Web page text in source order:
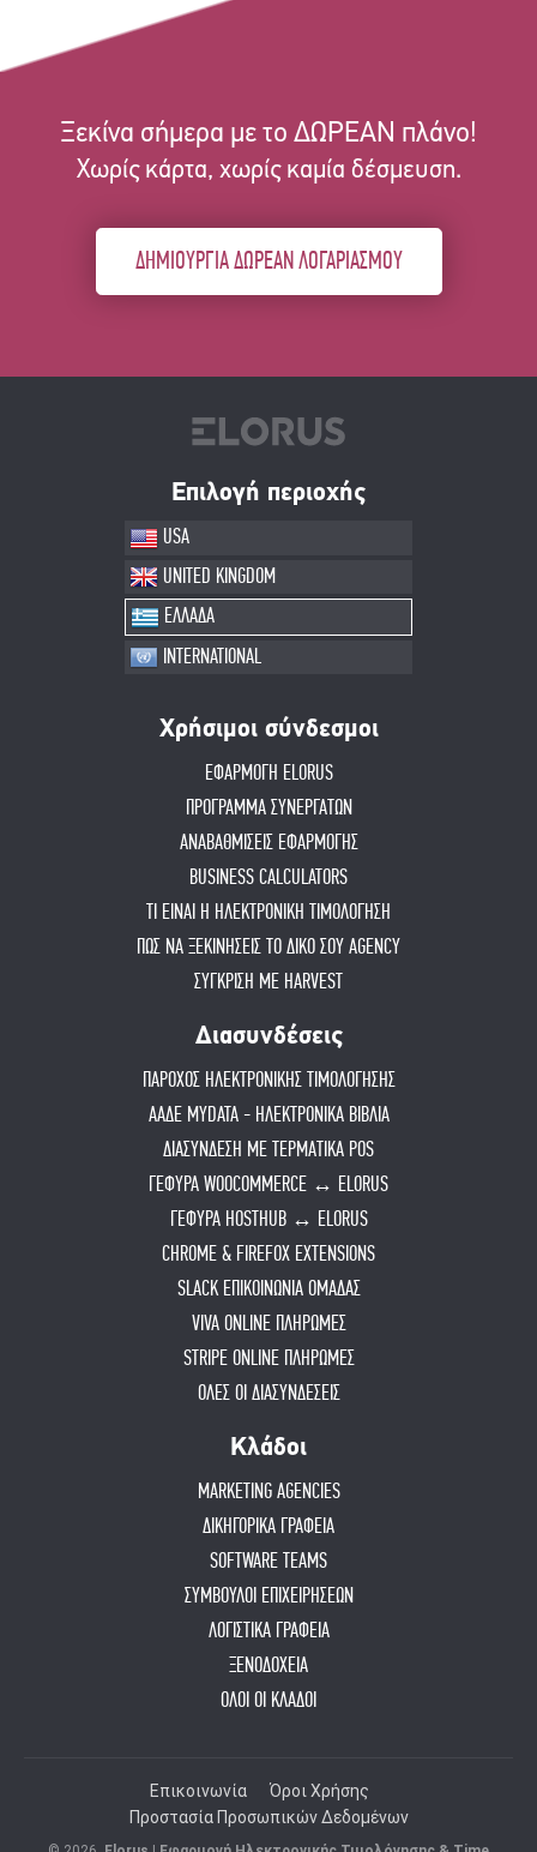
Ξεκίνα σήμερα με το ΔΩΡΕΑΝ πλάνο!
Χωρίς κάρτα, χωρίς καμία δέσμευση.
ΔΗΜΙΟΥΡΓΙΑ ΔΩΡΕΑΝ ΛΟΓΑΡΙΑΣΜΟΥ
Επιλογή περιοχής
USA
UNITED KINGDOM
ΕΛΛΑΔΑ
INTERNATIONAL
Χρήσιμοι σύνδεσμοι
ΕΦΑΡΜΟΓΗ ELORUS
ΠΡΟΓΡΑΜΜΑ ΣΥΝΕΡΓΑΤΩΝ
ΑΝΑΒΑΘΜΙΣΕΙΣ ΕΦΑΡΜΟΓΗΣ
BUSINESS CALCULATORS
ΤΙ ΕΙΝΑΙ Η ΗΛΕΚΤΡΟΝΙΚΗ ΤΙΜΟΛΟΓΗΣΗ
ΠΏΣ ΝΑ ΞΕΚΙΝΉΣΕΙΣ ΤΟ ΔΙΚΌ ΣΟΥ AGENCY
ΣΥΓΚΡΙΣΗ ΜΕ HARVEST
Διασυνδέσεις
ΠΑΡΟΧΟΣ ΗΛΕΚΤΡΟΝΙΚΗΣ ΤΙΜΟΛΟΓΗΣΗΣ
ΑΑΔΕ MYDATA - ΗΛΕΚΤΡΟΝΙΚΑ ΒΙΒΛΙΑ
ΔΙΑΣΥΝΔΕΣΗ ΜΕ ΤΕΡΜΑΤΙΚΑ POS
ΓΕΦΥΡΑ WOOCOMMERCE ↔ ELORUS
ΓΕΦΥΡΑ HOSTHUB ↔ ELORUS
CHROME & FIREFOX EXTENSIONS
SLACK ΕΠΙΚΟΙΝΩΝΙΑ ΟΜΑΔΑΣ
VIVA ONLINE ΠΛΗΡΩΜΕΣ
STRIPE ONLINE ΠΛΗΡΩΜΕΣ
ΟΛΕΣ ΟΙ ΔΙΑΣΥΝΔΕΣΕΙΣ
Κλάδοι
MARKETING AGENCIES
ΔΙΚΗΓΟΡΙΚΑ ΓΡΑΦΕΙΑ
SOFTWARE TEAMS
ΣΥΜΒΟΥΛΟΙ ΕΠΙΧΕΙΡΗΣΕΩΝ
ΛΟΓΙΣΤΙΚΑ ΓΡΑΦΕΙΑ
ΞΕΝΟΔΟΧΕΙΑ
ΟΛΟΙ ΟΙ ΚΛΑΔΟΙ
Επικοινωνία
Όροι Χρήσης
Προστασία Προσωπικών Δεδομένων